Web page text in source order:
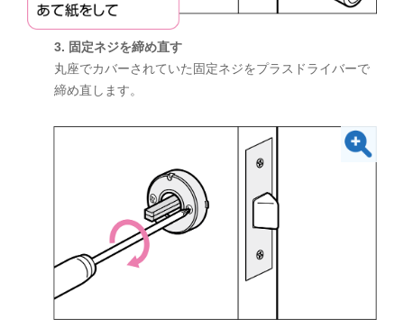
3. 固定ネジを締め直す
丸座でカバーされていた固定ネジをプラスドライバーで
締め直します。